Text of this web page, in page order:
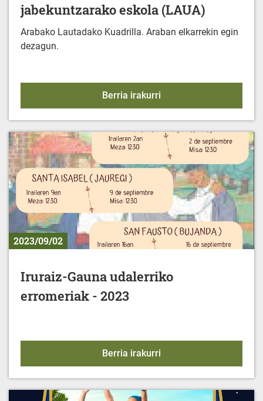
jabekuntzarako eskola (LAUA)
Arabako Lautadako Kuadrilla. Araban elkarrekin egin
dezagun.
Berria irakurri
2023/09/02
Iruraiz-Gauna udalerriko
erromeriak - 2023
Berria irakurri